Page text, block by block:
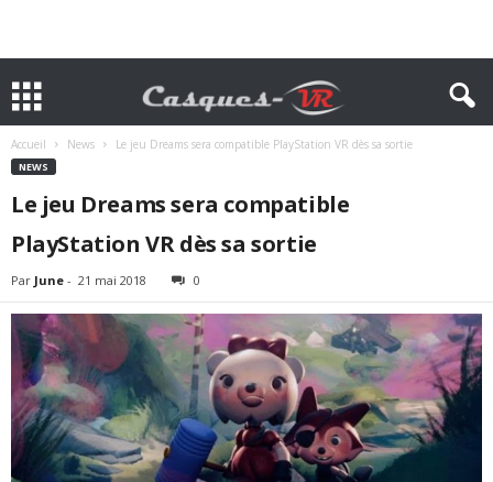
Accueil News Le jeu Dreams sera compatible PlayStation VR dès sa sortie
NEWS
Le jeu Dreams sera compatible
PlayStation VR dès sa sortie
Par June - 21 mai 2018 0